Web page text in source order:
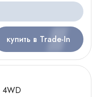
купить в Trade-In
4WD